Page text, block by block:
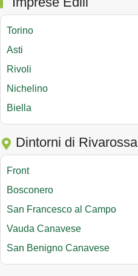
Torino
Asti
Rivoli
Nichelino
Biella
Dintorni di Rivarossa
Front
Bosconero
San Francesco al Campo
Vauda Canavese
San Benigno Canavese